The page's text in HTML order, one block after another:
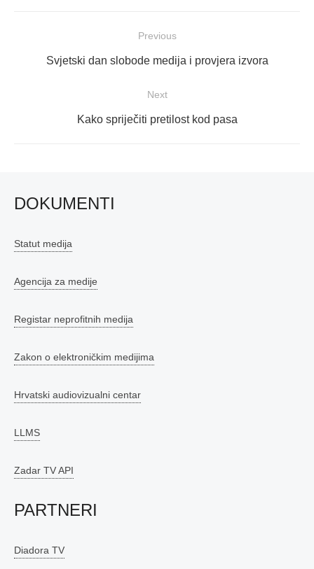
objava
Previous
Previous
Svjetski dan slobode medija i provjera izvora
Next
Next
Kako spriječiti pretilost kod pasa
DOKUMENTI
Statut medija
Agencija za medije
Registar neprofitnih medija
Zakon o elektroničkim medijima
Hrvatski audiovizualni centar
LLMS
Zadar TV API
PARTNERI
Diadora TV